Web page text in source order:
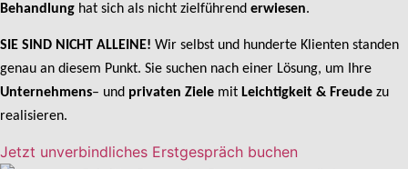
Behandlung hat sich als nicht zielführend erwiesen.
SIE SIND NICHT ALLEINE! Wir selbst und hunderte Klienten standen
genau an diesem Punkt. Sie suchen nach einer Lösung, um Ihre
Unternehmens– und privaten Ziele mit Leichtigkeit & Freude zu
realisieren.
Jetzt unverbindliches Erstgespräch buchen